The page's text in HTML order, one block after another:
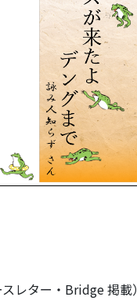
レター・Bridge 掲載）